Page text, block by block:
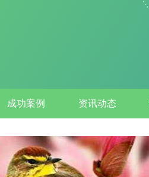
成功案例 资讯动态